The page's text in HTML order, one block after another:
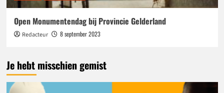
Open Monumentendag bij Provincie Gelderland
Redacteur 8 september 2023
Je hebt misschien gemist